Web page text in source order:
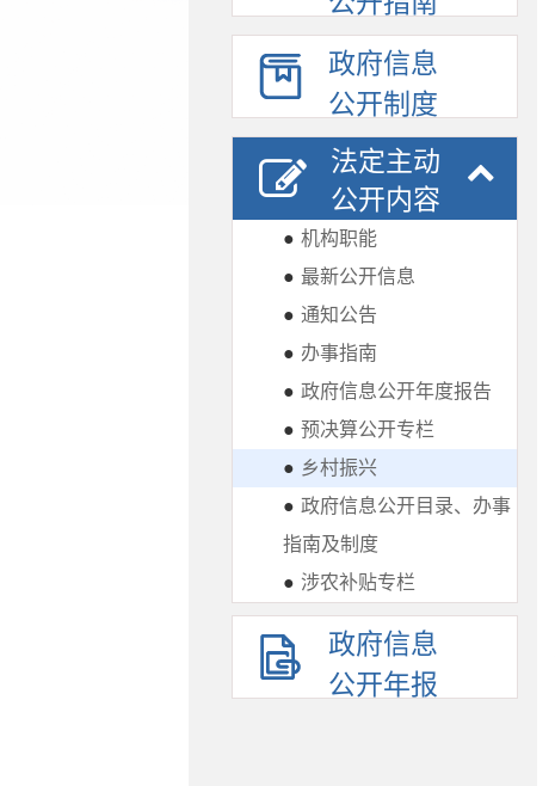
政府信息
公开制度
法定主动
公开内容
● 机构职能
● 最新公开信息
● 通知公告
● 办事指南
● 政府信息公开年度报告
● 预决算公开专栏
● 乡村振兴
● 政府信息公开目录、办事
指南及制度
● 涉农补贴专栏
政府信息
公开年报